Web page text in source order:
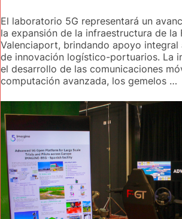
El laboratorio 5G representará un
la expansión de la infraestructura de la
Valenciaport, brindando apoyo integral
de innovación logístico-portuarios. La
el desarrollo de las comunicaciones
computación avanzada, los gemelos …